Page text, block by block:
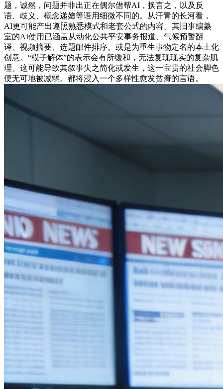
题，诚然，问题并非出正在偶尔借帮AI，换言之，以及反
语、歧义、概念递嬗等语用细微不同的。从汗青的长河看，
AI更可能产出遵照熟悉模式和老套公式的内容。其旧事编纂
室的AI使用已涵盖从动化公共平安事务报道、气候预警翻
译、视频摘要、选题邮件排序。或是为重生事物定名的本土化
创意。“模子解体”的表示会有所缓和，无法复现现实的复杂肌
理。这可能导致其叙事失之简化或发生，这一宝贵的社会脚色
便无可地被减弱。都将浸入一个多样性愈发贫瘠的言语。